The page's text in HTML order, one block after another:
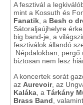
A fesztivál a
mint a Kossuth és
Fanatik , a Besh o
Sátoraljaújhelyre
big band-je, a
fesztiválok állandó
Népdalokban, pergő
biztosan nem lesz
A koncertek sorát
az Aurevoir, az
Kaláka , a Tárkány
Brass Band ,